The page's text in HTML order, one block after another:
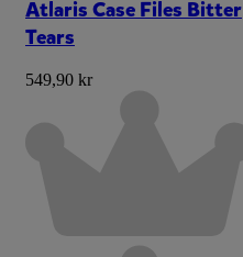
Atlaris Case Files Bitter
Tears
549,90 kr